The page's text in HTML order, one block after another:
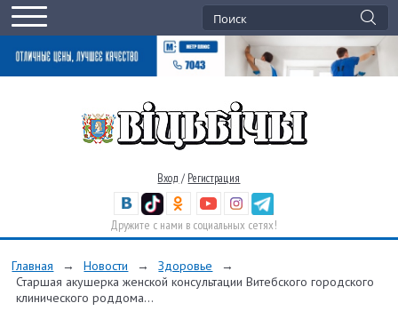
Вход / Регистрация
Дружите с нами в социальных сетях!
Главная → Новости → Здоровье
→
Старшая акушерка женской консультации Витебского городского
клинического роддома...